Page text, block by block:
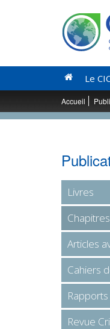
Le
Accueil
Livres
Articles
Cahiers
Revue